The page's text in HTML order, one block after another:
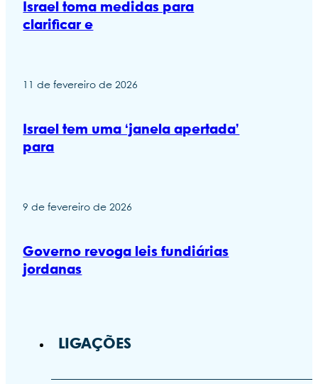
Israel toma medidas para
clarificar e
11 de fevereiro de 2026
Israel tem uma ‘janela apertada’
para
9 de fevereiro de 2026
Governo revoga leis fundiárias
jordanas
LIGAÇÕES